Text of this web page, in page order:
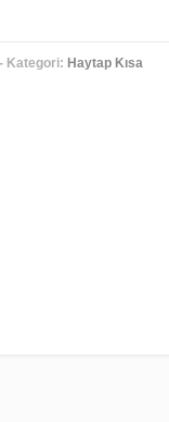
Kategori: Haytap Kısa